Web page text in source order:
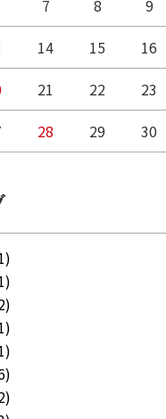
7 8 9
14 15 16
21 22 23
28 29 30